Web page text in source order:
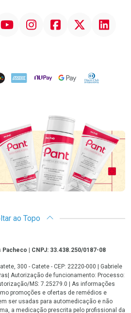
InstagramFacebook Linkedin
AMEX NuPay Google PayDiners Club
ao Topo
| CNPJ: 33.438.250/0187-08
300 - Catete - CEP: 22220-000 | Gabriele
Autorização de funcionamento: Processo:
MS: 7.25279.0 | As informações
promoções e ofertas de remédios e
ser usadas para automedicação e não
a medicação prescrita pelo profissional da